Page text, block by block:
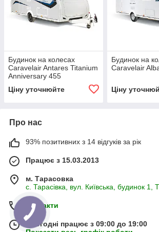
Будинок на колесах
Caravelair Antares Titanium
Anniversary 455
Ціну уточнюйте
Будинок на
Caravelair
Ціну
Про нас
93% позитивних з 14 відгуків за рік
Працює з 15.03.2013
м. Тарасовка
с. Тарасівка, вул. Київська, будинок 1,
Контакти
Сьогодні працює з 09:00 до 19:00